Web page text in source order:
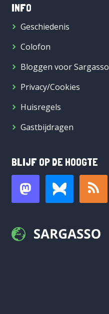
INFO
Geschiedenis
Colofon
Bloggen voor Sargasso
Privacy/Cookies
Huisregels
Gastbijdragen
BLIJF OP DE HOOGTE